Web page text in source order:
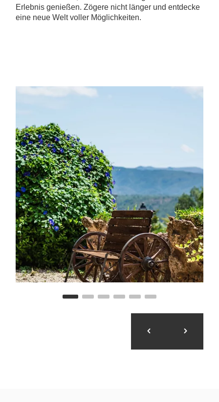
Erlebnis genießen. Zögere nicht länger und entdecke
eine neue Welt voller Möglichkeiten.